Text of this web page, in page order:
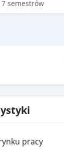
semestrów
pracy